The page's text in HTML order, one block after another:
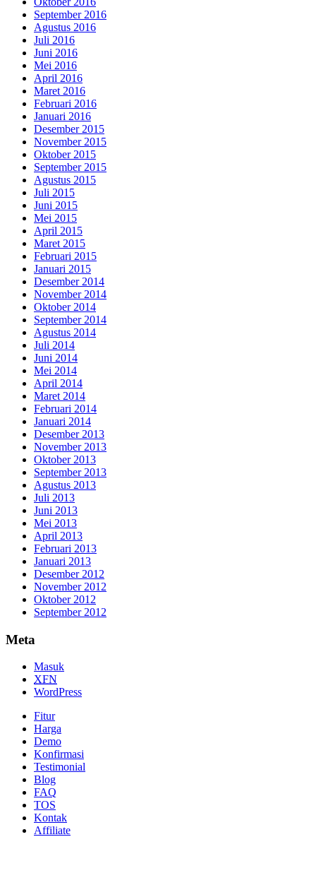
September 2016
Agustus 2016
Juli 2016
Juni 2016
Mei 2016
April 2016
Maret 2016
Februari 2016
Januari 2016
Desember 2015
November 2015
Oktober 2015
September 2015
Agustus 2015
Juli 2015
Juni 2015
Mei 2015
April 2015
Maret 2015
Februari 2015
Januari 2015
Desember 2014
November 2014
Oktober 2014
September 2014
Agustus 2014
Juli 2014
Juni 2014
Mei 2014
April 2014
Maret 2014
Februari 2014
Januari 2014
Desember 2013
November 2013
Oktober 2013
September 2013
Agustus 2013
Juli 2013
Juni 2013
Mei 2013
April 2013
Februari 2013
Januari 2013
Desember 2012
November 2012
Oktober 2012
September 2012
Meta
Masuk
XFN
WordPress
Fitur
Harga
Demo
Konfirmasi
Testimonial
Blog
FAQ
TOS
Kontak
Affiliate